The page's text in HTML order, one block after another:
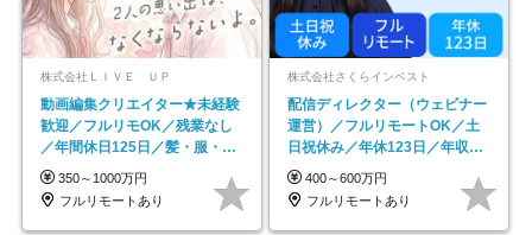
株式会社ＬＩＶＥ ＵＰ
動画編集クリエイター★未経験
歓迎／フルリモOK／残業なし
／年間休日125日／髪・服・ネ
イル自由／研修充実で安心
350～1000万円
フルリモートあり
株式会社さくらインベスト
配信ディレクター（ウェビナー
運営）／フルリモートOK／土
日祝休み／年休123日／年収
600万円可
400～600万円
フルリモートあり